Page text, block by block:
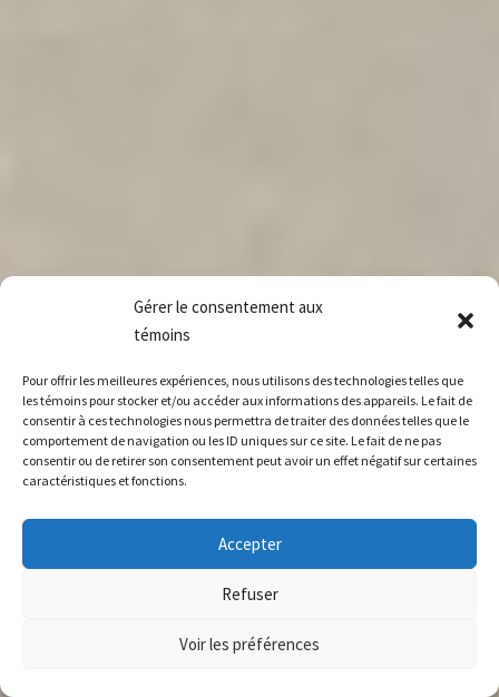
Gérer le consentement aux
témoins
Pour offrir les meilleures expériences, nous utilisons des technologies telles que
les témoins pour stocker et/ou accéder aux informations des appareils. Le fait de
consentir à ces technologies nous permettra de traiter des données telles que le
comportement de navigation ou les ID uniques sur ce site. Le fait de ne pas
consentir ou de retirer son consentement peut avoir un effet négatif sur certaines
caractéristiques et fonctions.
Accepter
Refuser
Voir les préférences